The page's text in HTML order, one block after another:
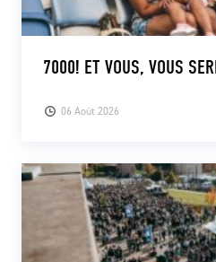
06 Août 2026
7000! ET VOUS, VOUS